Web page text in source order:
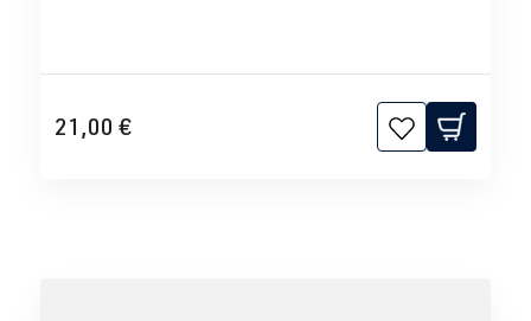
21,00 €